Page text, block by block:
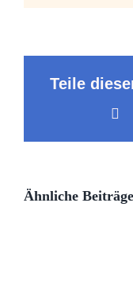
Teile
Ähnliche Beiträge